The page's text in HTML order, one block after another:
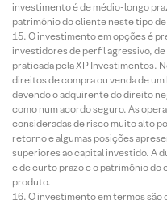
investimento é de médio-longo
patrimônio do cliente neste tipo
O investimento em opções é
investidores de perfil agressivo,
praticada pela XP Investimentos.
direitos de compra ou venda de
devendo o adquirente do direito
como num acordo seguro. As
consideradas de risco muito alto
retorno e algumas posições
superiores ao capital investido. A
é de curto prazo e o patrimônio
produto.
O investimento em termos são